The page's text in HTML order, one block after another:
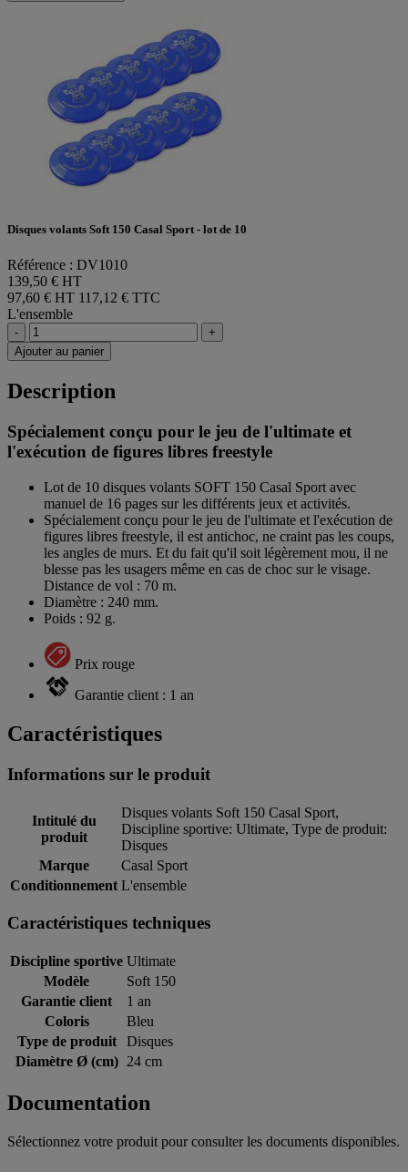
Disques volants Soft 150 Casal Sport - lot de 10
Référence : DV1010
139,50 € HT
97,60 € HT 117,12 € TTC
L'ensemble
-
+
Ajouter au panier
Description
Spécialement conçu pour le jeu de l'ultimate et
l'exécution de figures libres freestyle
Lot de 10 disques volants SOFT 150 Casal Sport avec
manuel de 16 pages sur les différents jeux et activités.
Spécialement conçu pour le jeu de l'ultimate et l'exécution de
figures libres freestyle, il est antichoc, ne craint pas les coups,
les angles de murs. Et du fait qu'il soit légèrement mou, il ne
blesse pas les usagers même en cas de choc sur le visage.
Distance de vol : 70 m.
Diamètre : 240 mm.
Poids : 92 g.
Prix rouge
Garantie client : 1 an
Caractéristiques
Informations sur le produit
Intitulé du
produit
Disques volants Soft 150 Casal Sport,
Discipline sportive: Ultimate, Type de produit:
Disques
Marque
Casal Sport
Conditionnement L'ensemble
Caractéristiques techniques
Discipline sportive Ultimate
Modèle
Soft 150
Garantie client
1 an
Coloris
Bleu
Type de produit
Disques
Diamètre Ø (cm)
24 cm
Documentation
Sélectionnez votre produit pour consulter les documents disponibles.